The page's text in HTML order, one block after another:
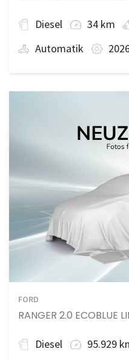
Diesel 34 km
Automatik
FORD
RANGER 2.0 ECOBLUE
Diesel 95.929